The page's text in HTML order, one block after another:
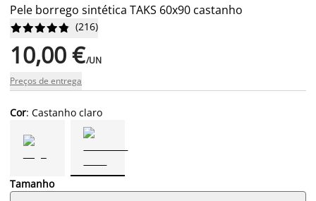
Pele borrego sintética TAKS 60x90 castanho





 (216)
10,00 €/UN
Preços de entrega
Cor: Castanho claro
Tamanho